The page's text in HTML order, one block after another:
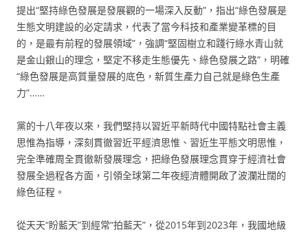
提出“堅持綠色發展是發展觀的一場深入反動”，指出“綠色發展是
生態文明建設的必定請求，代表了當今科技和產業變革標的目
的，是最有前程的發展領域”，強調“堅固樹立和踐行綠水青山就
是金山銀山的理念，堅定不移走生態優先、綠色發展之路”，明確
“綠色發展是高質量發展的底色，新質生產力自己就是綠色生產
力”……
黨的十八年夜以來，我們堅持以習近平新時代中國特點社會主義
思惟為指導，深刻貫徹習近平經濟思惟、習近生平態文明思惟，
完全準確周全貫徹新發展理念，把綠色發展理念貫穿于經濟社會
發展全過程各方面，引領全球第二年夜經濟體開啟了波瀾壯闊的
綠色征程。
從天天“盼藍天”到經常“拍藍天”，從2015年到2023年，我國地級